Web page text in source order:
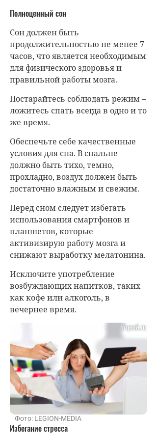
Полноценный сон
Сон должен быть
продолжительностью не менее 7
часов, что является необходимым
для физического здоровья и
правильной работы мозга.
Постарайтесь соблюдать режим –
ложитесь спать всегда в одно и то
же время.
Обеспечьте себе качественные
условия для сна. В спальне
должно быть тихо, темно,
прохладно, воздух должен быть
достаточно влажным и свежим.
Перед сном следует избегать
использования смартфонов и
планшетов, которые
активизирую работу мозга и
снижают выработку мелатонина.
Исключите употребление
возбуждающих напитков, таких
как кофе или алкоголь, в
вечернее время.
Фото: LEGION-MEDIA
Избегание стресса